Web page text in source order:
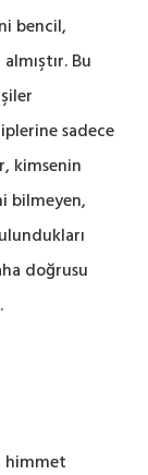
bencil,
Bu
sadece
kimsenin
bilmeyen,
doğrusu
himmet